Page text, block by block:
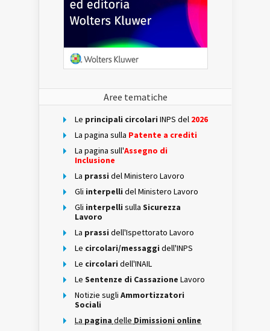
Aree tematiche
Le principali circolari INPS del 2026
La pagina sulla Patente a crediti
La pagina sull'Assegno di
Inclusione
La prassi del Ministero Lavoro
Gli interpelli del Ministero Lavoro
Gli interpelli sulla Sicurezza
Lavoro
La prassi dell'Ispettorato Lavoro
Le circolari/messaggi dell'INPS
Le circolari dell'INAIL
Le Sentenze di Cassazione Lavoro
Notizie sugli Ammortizzatori
Sociali
La pagina delle Dimissioni online